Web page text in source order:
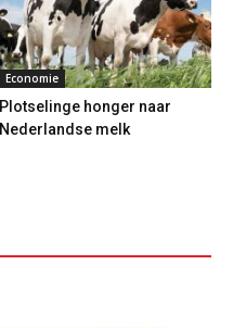
Economie
Plotselinge honger naar
Nederlandse melk